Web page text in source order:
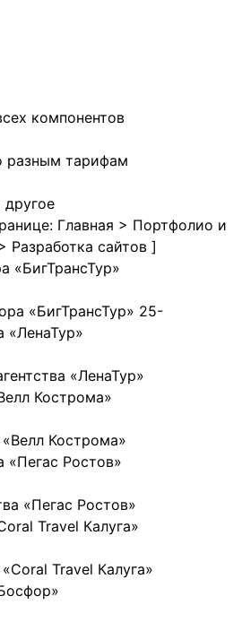
компонентов
разным тарифам
другое
Главная > Портфолио и
Разработка сайтов ]
«БигТрансТур»
«ЛенаТур»
Кострома»
«Пегас Ростов»
Travel Калуга»